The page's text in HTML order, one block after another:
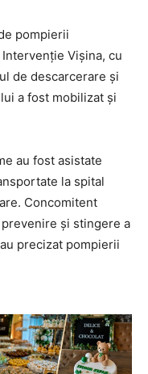
pompierii
Vișina, cu
de descarcerare și
a fost mobilizat și
au fost asistate
la spital
Concomitent
și stingere a
precizat pompierii